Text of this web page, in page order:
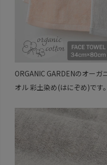
ORGANIC GARDENのオー
オル 彩土染め(はにぞめ)です。